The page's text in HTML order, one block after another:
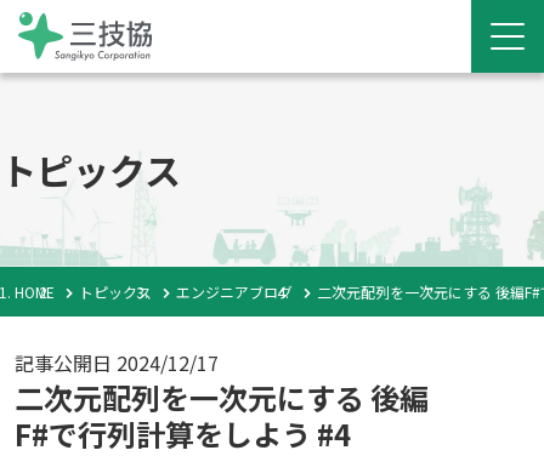
トピックス
HOME トピックス エンジニアブログ 二次元配列を一次元にする 後編
記事公開日 2024/12/17
二次元配列を一次元にする 後編
F#で行列計算をしよう #4